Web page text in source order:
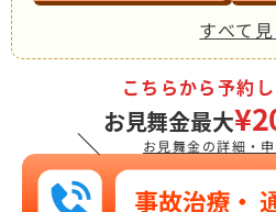
すべて
＼
こちらから予約
お見舞金最大
お見舞金の詳細・